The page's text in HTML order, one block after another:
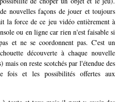
nouvelles façons de jouer et toujours
la force de ce jeu vidéo entièrement à
ou en ligne car rien n'est faisable si
et ne se coordonnent pas. C'est un
découverte à chaque nouvelle
on reste scotchés par l'étendue des
fois et les possibilités offertes aux